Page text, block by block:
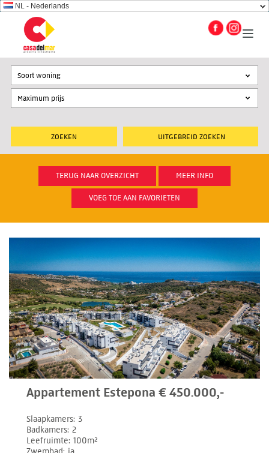
NL - Nederlands
UITGEBREID ZOEKEN
Soort woning
TERUG NAAR OVERZICHT MEER INFO
VOEG TOE AAN FAVORIETEN
Appartement Estepona € 450.000,-
Slaapkamers 3
Badkamers 2
Leefruimte 100m²